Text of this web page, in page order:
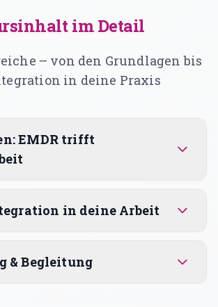
im Detail
– von den Grundlagen bis
in deine Praxis
EMDR trifft
in deine Arbeit
& Begleitung